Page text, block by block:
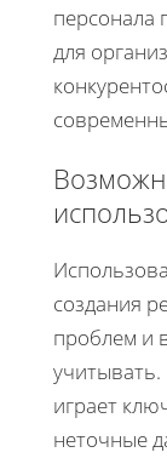
персонала
для
создания
проблем и
играет
неточные